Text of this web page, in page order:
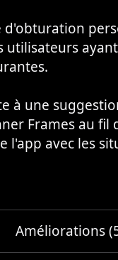
d'obturation
utilisateurs
à une
Frames au fil
l'app avec les
Améliorations